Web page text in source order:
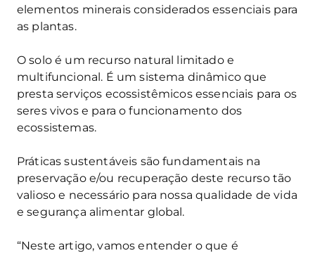
elementos minerais considerados essenciais para
as plantas.
O solo é um recurso natural limitado e
multifuncional. É um sistema dinâmico que
presta serviços ecossistêmicos essenciais para os
seres vivos e para o funcionamento dos
ecossistemas.
Práticas sustentáveis são fundamentais na
preservação e/ou recuperação deste recurso tão
valioso e necessário para nossa qualidade de vida
e segurança alimentar global.
“Neste artigo, vamos entender o que é